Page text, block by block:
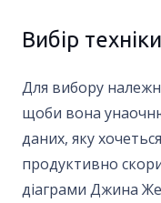
Вибір техніки
Для вибору
щоби вона
даних, яку
продуктивно
діаграми Джина